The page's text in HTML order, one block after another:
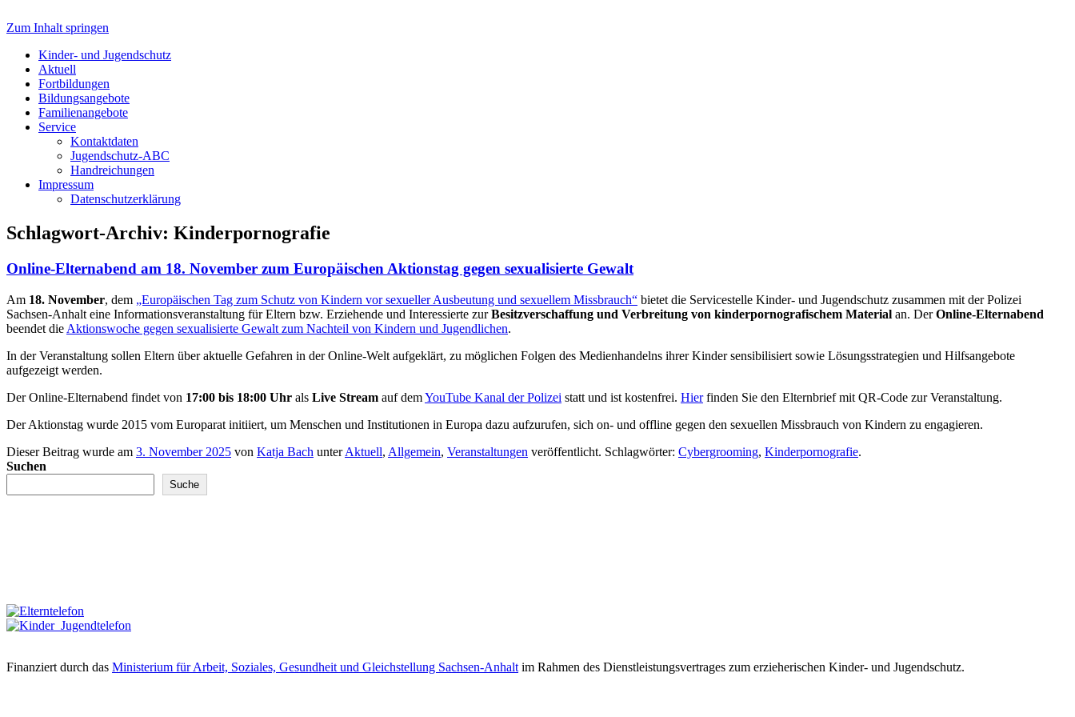
Jugendschutz LSA
Zum Inhalt springen
Kinder- und Jugendschutz
Aktuell
Fortbildungen
Bildungsangebote
Familienangebote
Service
Kontaktdaten
Jugendschutz-ABC
Handreichungen
Impressum
Datenschutzerklärung
Schlagwort-Archiv: Kinderpornografie
Online-Elternabend am 18. November zum Europäischen Aktionstag gegen sexualisierte Gewalt
Am 18. November, dem „Europäischen Tag zum Schutz von Kindern vor sexueller Ausbeutung und sexuellem Missbrauch“ bietet die Servicestelle Kinder- und Jugendschutz zusammen mit der Polizei
Sachsen-Anhalt eine Informationsveranstaltung für Eltern bzw. Erziehende und Interessierte zurBesitzverschaffung und Verbreitung von kinderpornografischem Material an. DerOnline-Elternabend
beendet die Aktionswoche gegen sexualisierte Gewalt zum Nachteil von Kindern und Jugendlichen.
In der Veranstaltung sollen Eltern über aktuelle Gefahren in der Online-Welt aufgeklärt, zu möglichen Folgen des Medienhandelns ihrer Kinder sensibilisiert sowie Lösungsstrategien und Hilfsangebote
aufgezeigt werden.
Der Online-Elternabend findet von 17:00 bis 18:00 Uhr als Live Stream auf demYouTube Kanal der Polizei statt und ist kostenfrei. Hierfinden Sie den Elternbrief mit QR-Code zur Veranstaltung.
Der Aktionstag wurde 2015 vom Europarat initiiert, um Menschen und Institutionen in Europa dazu aufzurufen, sich on- und offline gegen den sexuellen Missbrauch von Kindern zu engagieren.
Dieser Beitrag wurde am 3. November 2025 von Katja Bach unterAktuell, Allgemein, Veranstaltungen veröffentlicht. Schlagwörter: Cybergrooming, Kinderpornografie.
Suchen
Suche
Finanziert durch das Ministerium für Arbeit, Soziales, Gesundheit und Gleichstellung Sachsen-Anhalt im Rahmen des Dienstleistungsvertrages zum erzieherischen Kinder- und Jugendschutz.